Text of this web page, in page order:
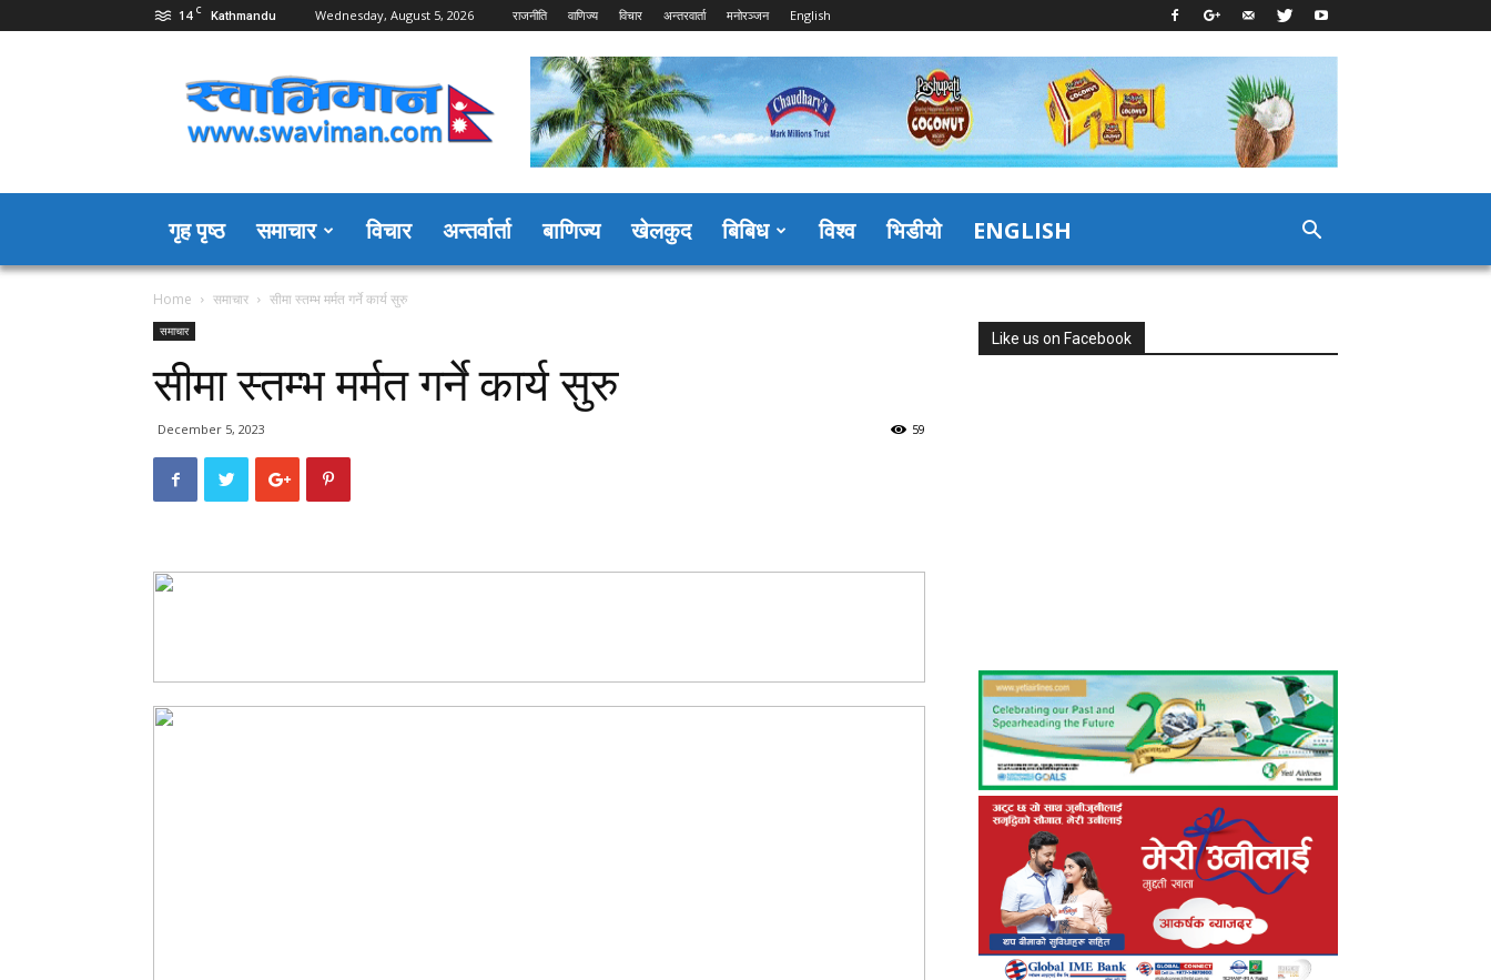
14 C Kathmandu Wednesday, August 5, 2026 राजनीति वाणिज्य विचार अन्तरवार्ता मनोरञ्जन English
Swaviman
Nepal
गृह पृष्ठ समाचार विचार अन्तर्वार्ता बाणिज्य खेलकुद बिबिध विश्व भिडीयो ENGLISH
Home समाचार सीमा स्तम्भ मर्मत गर्ने कार्य सुरु
समाचार
सीमा स्तम्भ मर्मत गर्ने कार्य सुरु
December 5, 2023 59
Like us on Facebook